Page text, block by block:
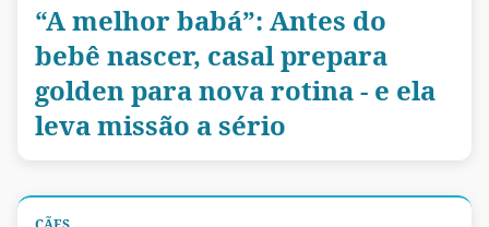
“A melhor babá”: Antes do
bebê nascer, casal prepara
golden para nova rotina - e ela
leva missão a sério